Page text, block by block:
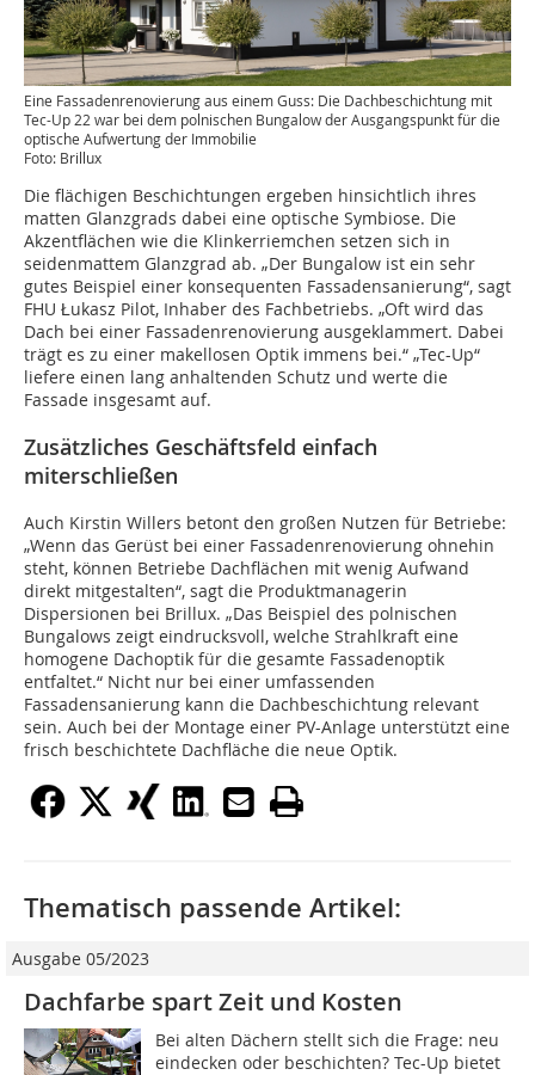
Eine Fassadenrenovierung aus einem Guss: Die Dachbeschichtung mit
Tec-Up 22 war bei dem polnischen Bungalow der Ausgangspunkt für die
optische Aufwertung der Immobilie
Foto: Brillux
Die flächigen Beschichtungen ergeben hinsichtlich ihres
matten Glanzgrads dabei eine optische Symbiose. Die
Akzentflächen wie die Klinkerriemchen setzen sich in
seidenmattem Glanzgrad ab. „Der Bungalow ist ein sehr
gutes Beispiel einer konsequenten Fassadensanierung“, sagt
FHU Łukasz Pilot, Inhaber des Fachbetriebs. „Oft wird das
Dach bei einer Fassadenrenovierung ausgeklammert. Dabei
trägt es zu einer makellosen Optik immens bei.“ „Tec-Up“
liefere einen lang anhaltenden Schutz und werte die
Fassade insgesamt auf.
Zusätzliches Geschäftsfeld einfach
miterschließen
Auch Kirstin Willers betont den großen Nutzen für Betriebe:
„Wenn das Gerüst bei einer Fassadenrenovierung ohnehin
steht, können Betriebe Dachflächen mit wenig Aufwand
direkt mitgestalten“, sagt die Produktmanagerin
Dispersionen bei Brillux. „Das Beispiel des polnischen
Bungalows zeigt eindrucksvoll, welche Strahlkraft eine
homogene Dachoptik für die gesamte Fassadenoptik
entfaltet.“ Nicht nur bei einer umfassenden
Fassadensanierung kann die Dachbeschichtung relevant
sein. Auch bei der Montage einer PV-Anlage unterstützt eine
frisch beschichtete Dachfläche die neue Optik.
Thematisch passende Artikel:
Ausgabe 05/2023
Dachfarbe spart Zeit und Kosten
Bei alten Dächern stellt sich die Frage: neu
eindecken oder beschichten? Tec-Up bietet